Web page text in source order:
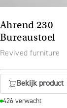
Ahrend 230
Bureaustoel
Revived furniture
Bekijk product
426 verwacht